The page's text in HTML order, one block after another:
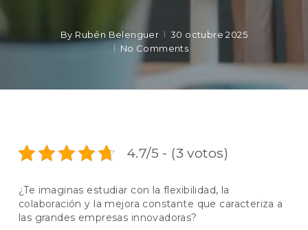
By Rubén Belenguer
30 octubre 2025
No Comments
4.7/5 - (3 votos)
¿Te imaginas estudiar con la flexibilidad, la
colaboración y la mejora constante que caracteriza a
las grandes empresas innovadoras?